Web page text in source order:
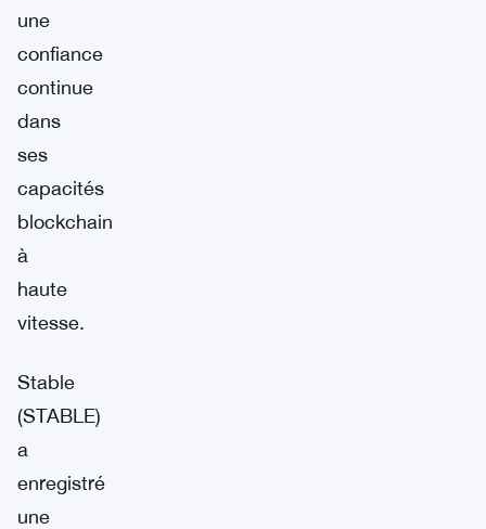
une
confiance
continue
dans
ses
capacités
blockchain
à
haute
vitesse.
Stable
(STABLE)
a
enregistré
une